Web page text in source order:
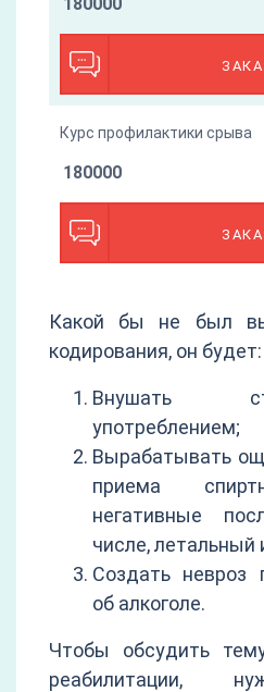
Курс профилактики срыва
180000
Какой бы не был
кодирования, он будет:
Внушать
употреблением;
Вырабатывать
приема
негативные
числе, летальный
Создать невроз
об алкоголе.
Чтобы обсудить
реабилитации,